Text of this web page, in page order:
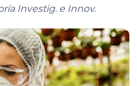
Investig. e Innov.